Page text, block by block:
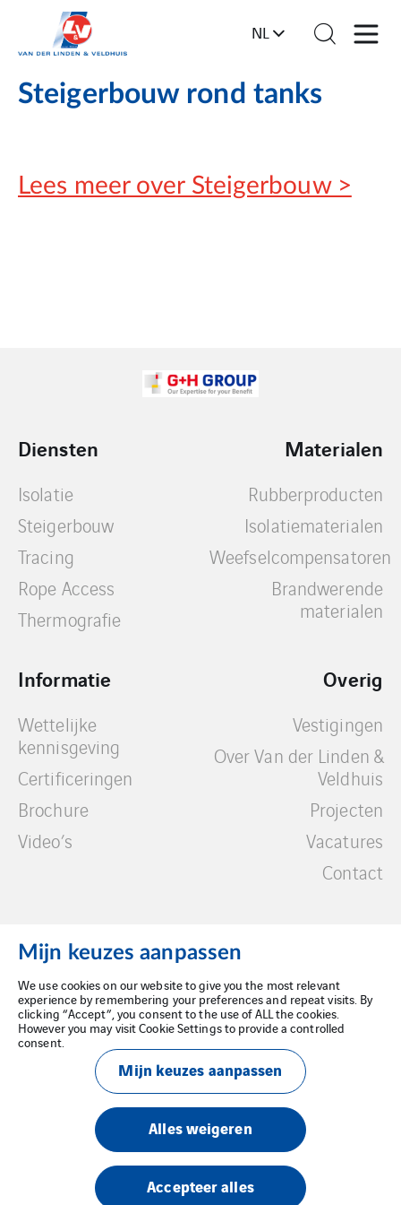
NL
Steigerbouw rond tanks
Lees meer over Steigerbouw >
Diensten
Isolatie
Steigerbouw
Tracing
Rope Access
Thermografie
Materialen
Rubberproducten
Isolatiematerialen
Weefselcompensatoren
Brandwerende
materialen
Informatie
Wettelijke
kennisgeving
Certificeringen
Brochure
Video’s
Overig
Vestigingen
Over Van der Linden &
Veldhuis
Projecten
Vacatures
Contact
Wettelijke kennisgeving
Privacybeleid
Cookiebeleid
Mijn keuzes aanpassen
We use cookies on our website to give you the most relevant
experience by remembering your preferences and repeat visits. By
clicking “Accept”, you consent to the use of ALL the cookies.
However you may visit Cookie Settings to provide a controlled
consent.
Mijn keuzes aanpassen
Alles weigeren
Accepteer alles